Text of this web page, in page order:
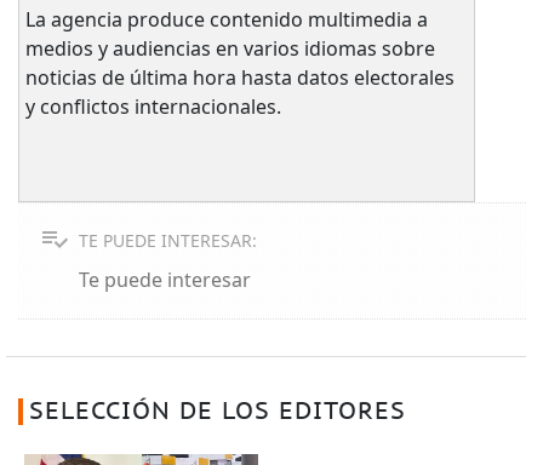
La agencia produce contenido multimedia a
medios y audiencias en varios idiomas sobre
noticias de última hora hasta datos electorales
y conflictos internacionales.
TE PUEDE INTERESAR:
Te puede interesar
SELECCIÓN DE LOS EDITORES